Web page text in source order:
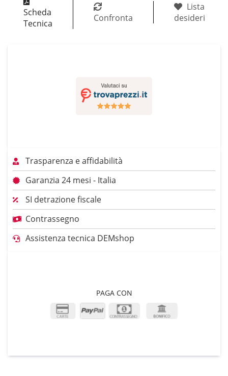
Scheda
Tecnica
Confronta
Lista
desideri
Trasparenza e affidabilità
Garanzia 24 mesi - Italia
SI detrazione fiscale
Contrassegno
Assistenza tecnica DEMshop
PAGA CON